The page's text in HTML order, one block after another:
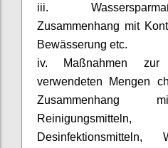
iii.
Zusammenhang mit
Bewässerung etc.
iv. Maßnahmen zur
verwendeten Mengen
Zusammenhang
Reinigungsmitteln,
Desinfektionsmitteln,